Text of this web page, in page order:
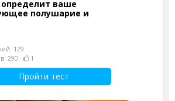
определит ваше
полушарие и
129
290
1
Пройти тест